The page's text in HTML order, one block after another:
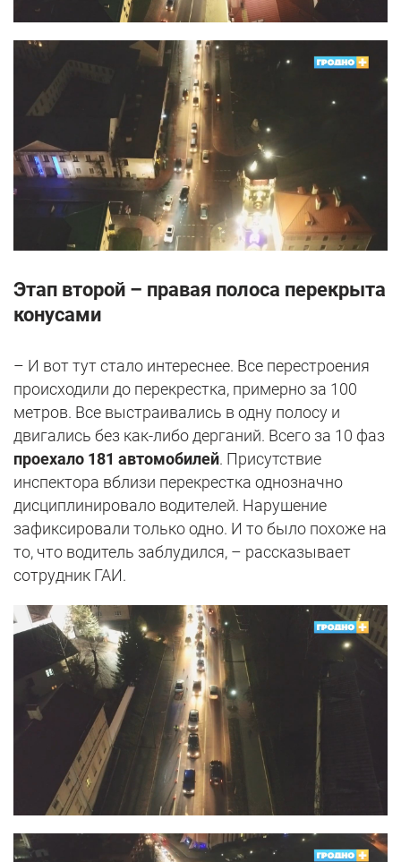
Этап второй – правая полоса перекрыта
конусами
– И вот тут стало интереснее. Все перестроения
происходили до перекрестка, примерно за 100
метров. Все выстраивались в одну полосу и
двигались без как-либо дерганий. Всего за 10 фаз
проехало 181 автомобилей. Присутствие
инспектора вблизи перекрестка однозначно
дисциплинировало водителей. Нарушение
зафиксировали только одно. И то было похоже на
то, что водитель заблудился, – рассказывает
сотрудник ГАИ.